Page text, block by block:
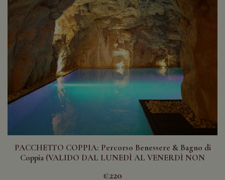
PACCHETTO COPPIA: Percorso Benessere & Bagno di
Coppia (VALIDO DAL LUNEDÌ AL VENERDÌ NON
€220